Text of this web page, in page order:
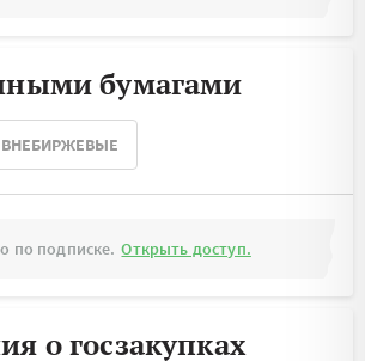
бумагами
ВНЕБИРЖЕВЫЕ
по подписке. Открыть доступ.
о госзакупках